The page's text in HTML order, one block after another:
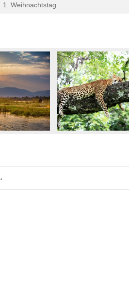
1. Weihnachtstag